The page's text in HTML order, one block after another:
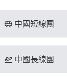
中國短線團
中國長線團